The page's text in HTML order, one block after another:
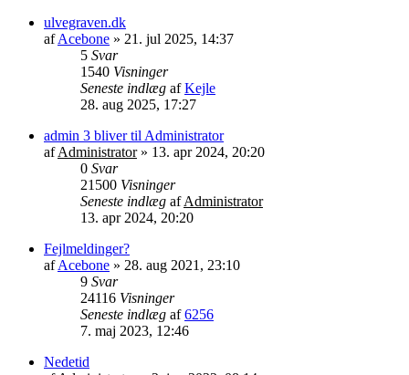
ulvegraven.dk
afAcebone » 21. jul 2025, 14:37
5 Svar
1540 Visninger
Seneste indlæg afKejle
28. aug 2025, 17:27
admin 3 bliver til Administrator
afAdministrator» 13. apr 2024, 20:20
0 Svar
21500 Visninger
Seneste indlæg afAdministrator
13. apr 2024, 20:20
Fejlmeldinger?
afAcebone » 28. aug 2021, 23:10
9 Svar
24116 Visninger
Seneste indlæg af6256
7. maj 2023, 12:46
Nedetid